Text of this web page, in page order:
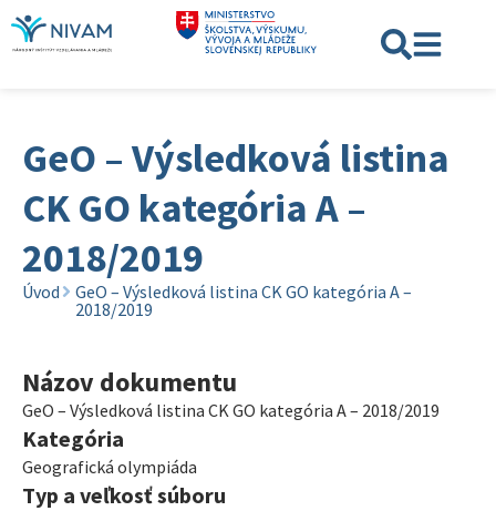
GeO – Výsledková listina
CK GO kategória A –
2018/2019
Úvod
GeO – Výsledková listina CK GO kategória A –
2018/2019
Názov dokumentu
GeO – Výsledková listina CK GO kategória A – 2018/2019
Kategória
Geografická olympiáda
Typ a veľkosť súboru